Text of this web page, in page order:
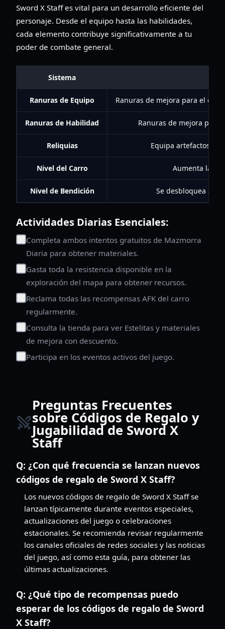
Sword X Staff es vital para un desarrollo eficiente del
personaje. Desde el equipo hasta las habilidades,
cada elemento contribuye significativamente a tu
poder de combate general.
Sistema
Ranuras de Equipo Ranuras de mejora para el
Ranuras de Habilidad Ranuras de mejora para
Reliquias Equipa artefactos
Nivel del Carro Aumenta la
Nivel de Bendición Se desbloquea al
Actividades Diarias Esenciales:
Completa ambos intentos gratuitos de Mazmorra
Diaria para obtener materiales.
Gasta toda la resistencia disponible en la
exploración del mapa para obtener recursos.
Reclama todas las recompensas AFK del carro
regularmente.
Consulta la tienda para ver Estelitas y materiales
de mejora con descuento.
Participa en los eventos activos del juego.
Preguntas Frecuentes
sobre Códigos de Regalo y
Jugabilidad de Sword X
Staff
Q: ¿Con qué frecuencia se lanzan nuevos
códigos de regalo de Sword X Staff?
Los nuevos códigos de regalo de Sword X Staff se
lanzan típicamente durante eventos especiales,
actualizaciones del juego o celebraciones
estacionales. Se recomienda revisar regularmente
los canales oficiales de redes sociales y las noticias
del juego, así como esta guía, para obtener las
últimas actualizaciones.
Q: ¿Qué tipo de recompensas puedo
esperar de los códigos de regalo de Sword
X Staff?